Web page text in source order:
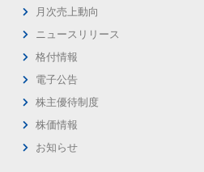
月次売上動向
ニュースリリース
格付情報
電子公告
株主優待制度
株価情報
お知らせ